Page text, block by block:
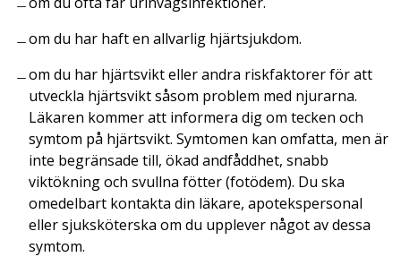
om du har haft en allvarlig hjärtsjukdom.
om du har hjärtsvikt eller andra riskfaktorer för att
utveckla hjärtsvikt såsom problem med njurarna.
Läkaren kommer att informera dig om tecken och
symtom på hjärtsvikt. Symtomen kan omfatta, men är
inte begränsade till, ökad andfåddhet, snabb
viktökning och svullna fötter (fotödem). Du ska
omedelbart kontakta din läkare, apotekspersonal
eller sjuksköterska om du upplever något av dessa
symtom.